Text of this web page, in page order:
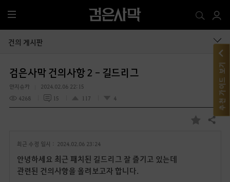
전
체
메
건의 게시판
검은사막 건의사항 2 - 길드리그
얀지슈카
2024.02.06 22:15
4268
15 117 4
즐
공유하기
최근 수정 일시 : 2024.02.06 23:24
안녕하세요 최근 패치된 길드리그 잘 즐기고 있는데
관련된 건의사항을 올려보고자 합니다.
추천 가이드 보기